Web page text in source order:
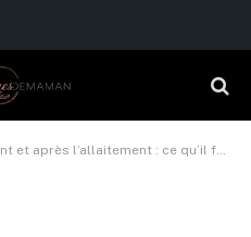
l’allaitement : ce qu’il faut savoir